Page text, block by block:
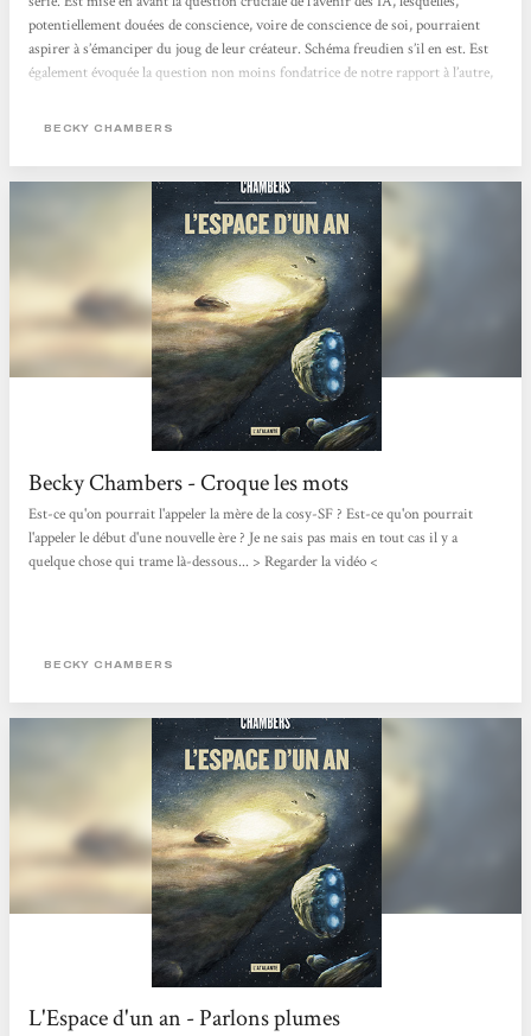
potentiellement douées de conscience, voire de conscience de soi, pourraient
aspirer à s’émanciper du joug de leur créateur. Schéma freudien s’il en est. Est
également évoquée la question non moins fondatrice de notre rapport à l’autre,
d’autres espèces intelligentes, les intells. Enfin se pose le délicat problème de...
BECKY CHAMBERS
Becky Chambers - Croque les mots
Est-ce qu'on pourrait l'appeler la mère de la cosy-SF ? Est-ce qu'on pourrait
l'appeler le début d'une nouvelle ère ? Je ne sais pas mais en tout cas il y a
quelque chose qui trame là-dessous... > Regarder la vidéo <
BECKY CHAMBERS
L'Espace d'un an - Parlons plumes